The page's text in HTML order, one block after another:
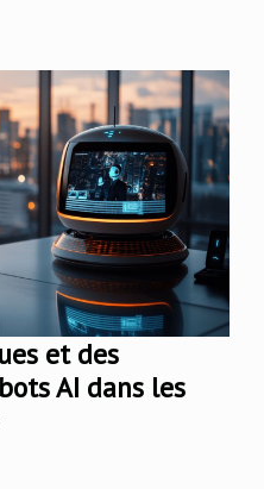
et des
AI dans les